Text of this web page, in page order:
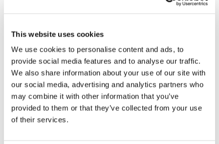
This website uses cookies
We use cookies to personalise content and ads, to
provide social media features and to analyse our traffic.
We also share information about your use of our site with
our social media, advertising and analytics partners who
may combine it with other information that you’ve
provided to them or that they’ve collected from your use
of their services.
dirigindo a LAR a divulgar a identidade ou localizar
violação da cláusula 4.2 ou cláusula 4.3.
4.5. Violações dos Termos de Utilização podem
resultar na retirada imediata permanente ou
temporária do seu direito de utilizar o Website, na
remoção imediata permanente ou temporária de
qualquer material publicado por si e/ou em